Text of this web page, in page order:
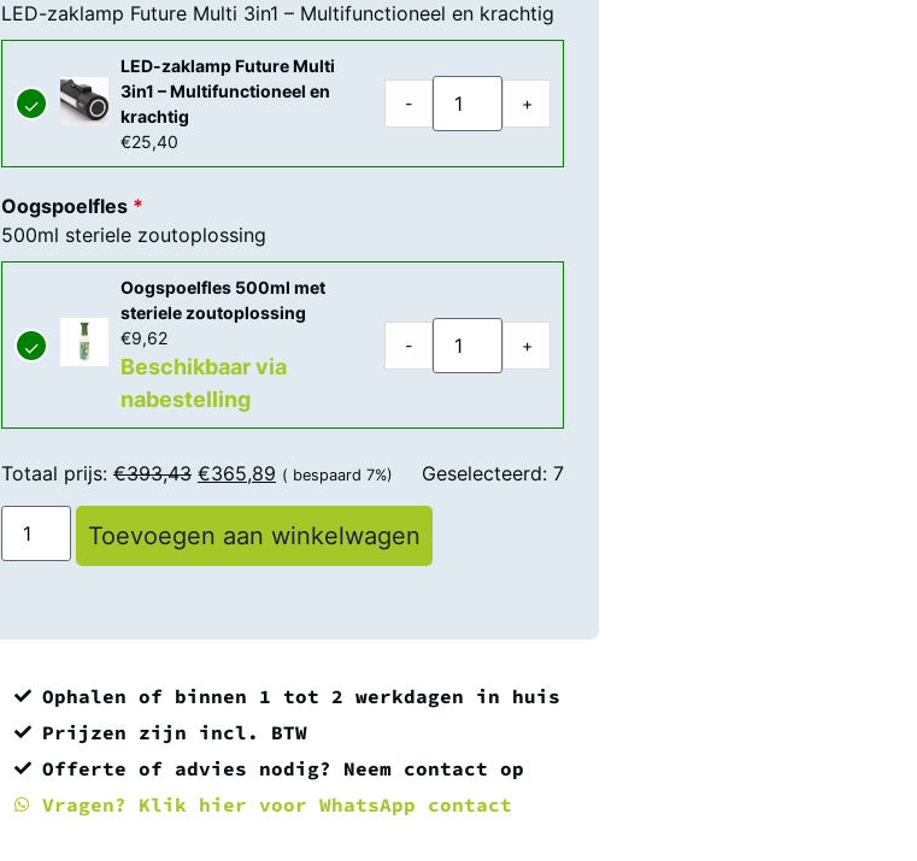
LED-zaklamp Future Multi 3in1 – Multifunctioneel en krachtig
LED-zaklamp Future Multi
3in1 – Multifunctioneel en
krachtig
€25,40
- +
Oogspoelfles
500ml steriele zoutoplossing
Oogspoelfles 500ml met
steriele zoutoplossing
€9,62
Beschikbaar via
nabestelling
- +
Totaal prijs: €393,43 €365,89 ( bespaard 7%) Geselecteerd: 7
Toevoegen aan winkelwagen
Ophalen of binnen 1 tot 2 werkdagen in huis
Prijzen zijn incl. BTW
Offerte of advies nodig? Neem contact op
Vragen? Klik hier voor WhatsApp contact